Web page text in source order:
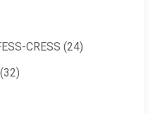
CRESS (24)
(32)